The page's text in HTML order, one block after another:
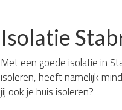
Isolatie
Met een goede isolatie in
isoleren, heeft namelijk
jij ook je huis isoleren?